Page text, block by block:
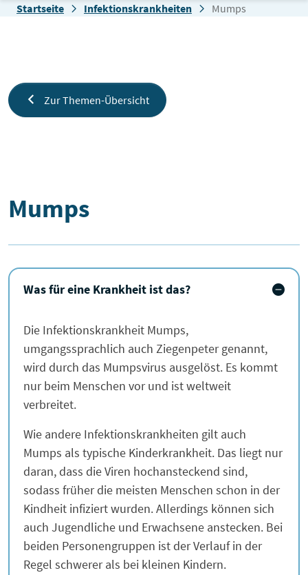
Zum Inhalt springen
Startseite Infektionskrankheiten Mumps
Zur Themen-Übersicht
Mumps
Mumps
Was für eine Krankheit ist das?
Die Infektionskrankheit Mumps,
umgangssprachlich auch Ziegenpeter genannt,
wird durch das Mumpsvirus ausgelöst. Es kommt
nur beim Menschen vor und ist weltweit
verbreitet.
Wie andere Infektionskrankheiten gilt auch
Mumps als typische Kinderkrankheit. Das liegt nur
daran, dass die Viren hochansteckend sind,
sodass früher die meisten Menschen schon in der
Kindheit infiziert wurden. Allerdings können sich
auch Jugendliche und Erwachsene anstecken. Bei
beiden Personengruppen ist der Verlauf in der
Regel schwerer als bei kleinen Kindern.